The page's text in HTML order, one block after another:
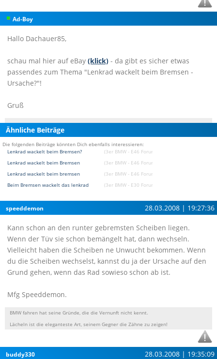
Ad-Boy
Hallo Dachauer85,
schau mal hier auf eBay (klick) - da gibt es sicher etwas
passendes zum Thema "Lenkrad wackelt beim Bremsen -
Ursache?"!
Gruß
Ähnliche Beiträge
Die folgenden Beiträge könnten Dich ebenfalls interessieren:
Lenkrad wackelt beim Bremsen?
(3er BMW - E46 Forum)
Lenkrad wackelt beim Bremsen
(3er BMW - E46 Forum)
Lenkrad wackelt beim bremsen
(3er BMW - E46 Forum)
Beim Bremsen wackelt das lenkrad
(3er BMW - E30 Forum)
speeddemon 28.03.2008 | 19:27:36
Kann schon an den runter gebremsten Scheiben liegen.
Wenn der Tüv sie schon bemängelt hat, dann wechseln.
Vielleicht haben die Scheiben ne Unwucht bekommen. Wenn
du die Scheiben wechselst, kannst du ja der Ursache auf den
Grund gehen, wenn das Rad sowieso schon ab ist.
Mfg Speeddemon.
BMW fahren hat seine Gründe, die die Vernunft nicht kennt.
Lächeln ist die eleganteste Art, seinem Gegner die Zähne zu zeigen!
buddy330 28.03.2008 | 19:35:09